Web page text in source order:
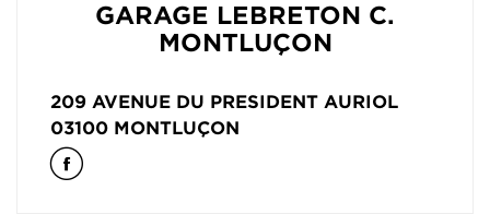
GARAGE LEBRETON C.
MONTLUÇON
209 AVENUE DU PRESIDENT AURIOL
03100 MONTLUÇON